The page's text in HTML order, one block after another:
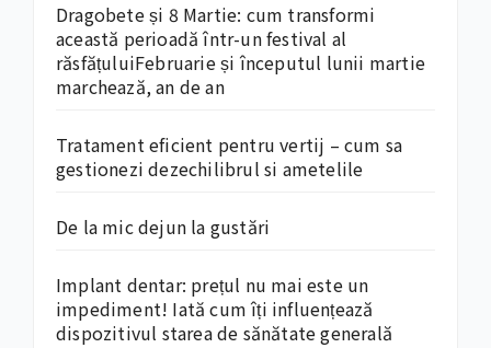
Dragobete și 8 Martie: cum transformi
această perioadă într-un festival al
răsfățuluiFebruarie și începutul lunii martie
marchează, an de an
Tratament eficient pentru vertij – cum sa
gestionezi dezechilibrul si ametelile
De la mic dejun la gustări
Implant dentar: prețul nu mai este un
impediment! Iată cum îți influențează
dispozitivul starea de sănătate generală